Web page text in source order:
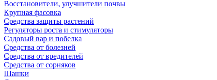
Восстановители, улучшители почвы
Крупная фасовка
Средства защиты растений
Регуляторы роста и стимуляторы
Садовый вар и побелка
Средства от болезней
Средства от вредителей
Средства от сорняков
Шашки